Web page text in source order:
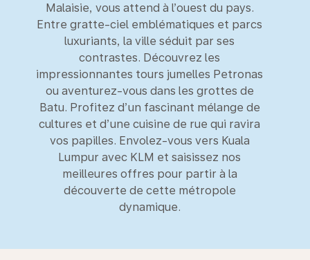
Malaisie, vous attend à l’ouest du pays.
Entre gratte-ciel emblématiques et parcs
luxuriants, la ville séduit par ses
contrastes. Découvrez les
impressionnantes tours jumelles Petronas
ou aventurez-vous dans les grottes de
Batu. Profitez d’un fascinant mélange de
cultures et d’une cuisine de rue qui ravira
vos papilles. Envolez-vous vers Kuala
Lumpur avec KLM et saisissez nos
meilleures offres pour partir à la
découverte de cette métropole
dynamique.